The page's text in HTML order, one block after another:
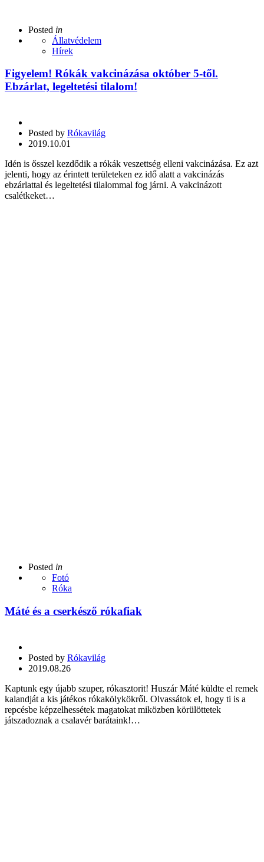
Posted in
Állatvédelem
Hírek
Figyelem! Rókák vakcinázása október 5-től.
Ebzárlat, legeltetési tilalom!
Posted by Rókavilág
2019.10.01
Idén is ősszel kezdődik a rókák veszettség elleni vakcinázása. Ez azt
jelenti, hogy az érintett területeken ez idő alatt a vakcinázás
ebzárlattal és legeltetési tilalommal fog járni. A vakcinázott
csalétkeket…
Posted in
Fotó
Róka
Máté és a cserkésző rókafiak
Posted by Rókavilág
2019.08.26
Kaptunk egy újabb szuper, rókasztorit! Huszár Máté küldte el remek
kalandját a kis játékos rókakölykökről. Olvassátok el, hogy ti is a
repcésbe képzelhessétek magatokat miközben körülöttetek
játszadoznak a csalavér barátaink!…